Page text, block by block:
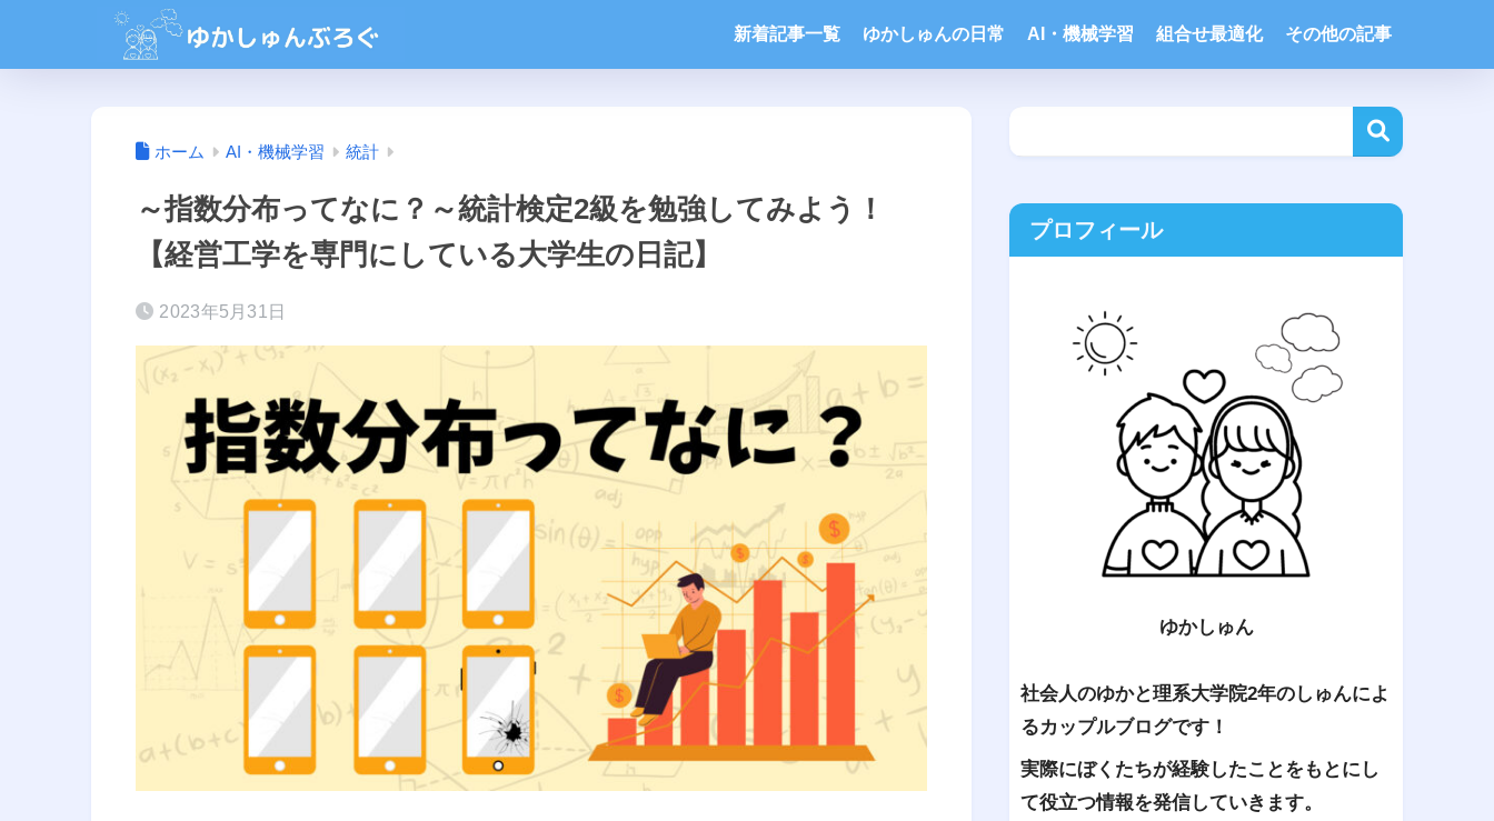
新着記事一覧 ゆかしゅんの日常 AI・機械学習 組合せ最適化 その他の記事
ホーム AI・機械学習 統計
～指数分布ってなに？～統計検定2級を勉強してみよう！
【経営工学を専門にしている大学生の日記】
2023年5月31日
プロフィール
ゆかしゅん
社会人のゆかと理系大学院2年のしゅんによ
るカップルブログです！
実際にぼくたちが経験したことをもとにし
て役立つ情報を発信していきます。